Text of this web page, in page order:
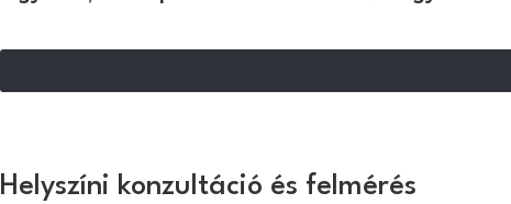
Helyszíni konzultáció és felmérés